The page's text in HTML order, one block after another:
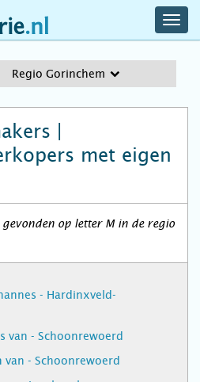
Regio Gorinchem
|
met eigen
op letter M in de regio
- Hardinxveld-
van - Schoonrewoerd
van - Schoonrewoerd